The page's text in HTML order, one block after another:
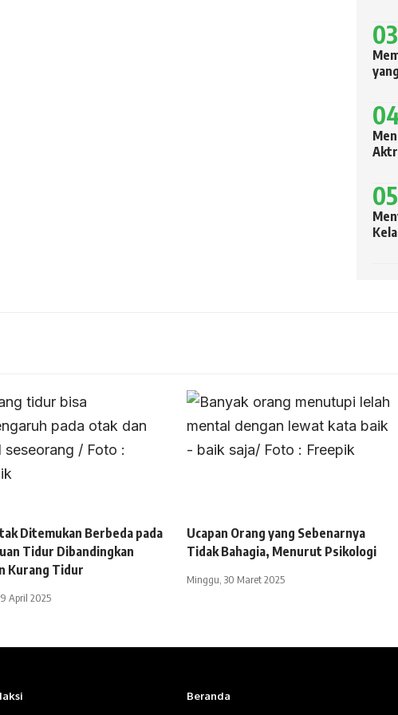
Ditemukan Berbeda pada
Tidur Dibandingkan
Kurang Tidur
April 2025
Ucapan Orang yang Sebenarnya
Tidak Bahagia, Menurut Psikologi
Minggu, 30 Maret 2025
Beranda